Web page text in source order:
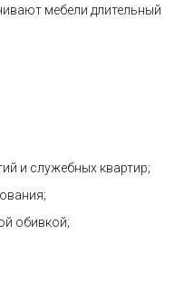
мебели длительный
и служебных квартир;
обивкой;